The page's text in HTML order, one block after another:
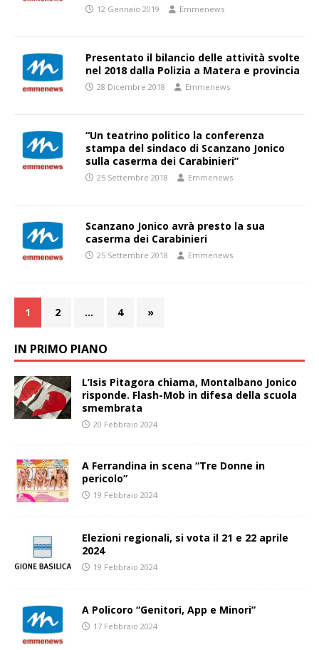
12 Gennaio 2019 Emmenews
Presentato il bilancio delle attività svolte
nel 2018 dalla Polizia a Matera e provincia
28 Dicembre 2018 Emmenews
“Un teatrino politico la conferenza
stampa del sindaco di Scanzano Jonico
sulla caserma dei Carabinieri”
25 Settembre 2018 Emmenews
Scanzano Jonico avrà presto la sua
caserma dei Carabinieri
25 Settembre 2018 Emmenews
1 2 … 4 »
IN PRIMO PIANO
L’Isis Pitagora chiama, Montalbano Jonico
risponde. Flash-Mob in difesa della scuola
smembrata
20 Febbraio 2024
A Ferrandina in scena “Tre Donne in
pericolo”
19 Febbraio 2024
Elezioni regionali, si vota il 21 e 22 aprile
2024
19 Febbraio 2024
A Policoro “Genitori, App e Minori”
17 Febbraio 2024